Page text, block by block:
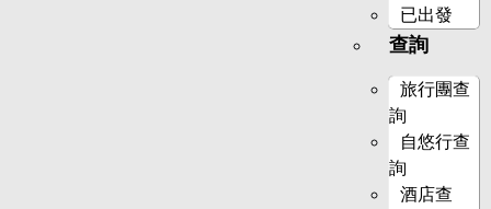
已出發
查詢
旅行團查
詢
自悠行查
詢
酒店查